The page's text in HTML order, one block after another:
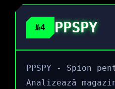
№4 PPSPY
PPSPY - Spion
Analizează